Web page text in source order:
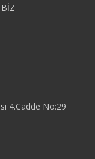
4.Cadde No:29